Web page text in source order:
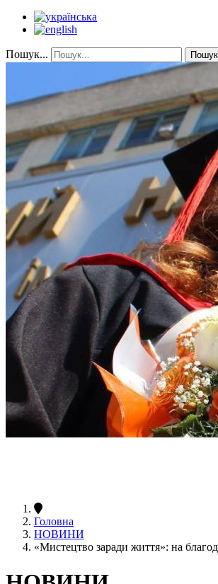
Пошук... Пошук
Головна
НОВИНИ
«Мистецтво заради життя»: на